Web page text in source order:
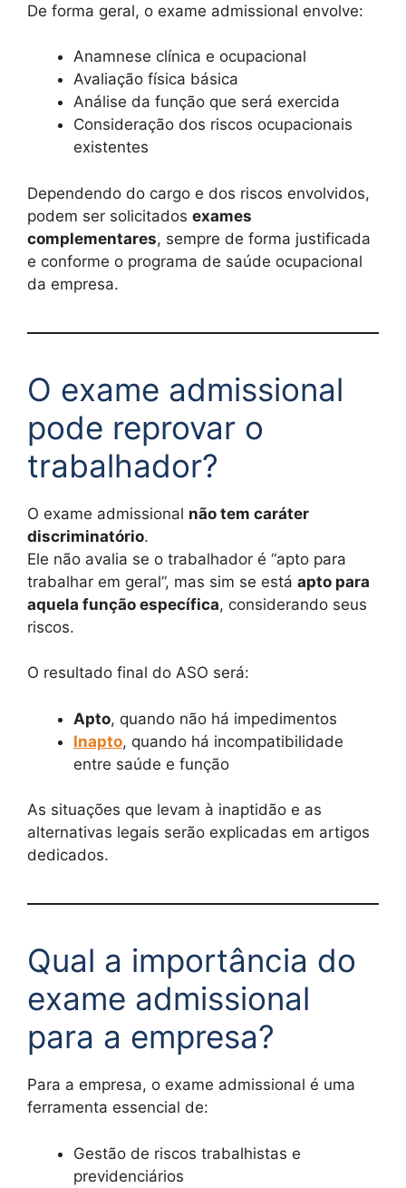
De forma geral, o exame admissional envolve:
Anamnese clínica e ocupacional
Avaliação física básica
Análise da função que será exercida
Consideração dos riscos ocupacionais
existentes
Dependendo do cargo e dos riscos envolvidos,
podem ser solicitados exames
complementares, sempre de forma justificada
e conforme o programa de saúde ocupacional
da empresa.
O exame admissional
pode reprovar o
trabalhador?
O exame admissional não tem caráter
discriminatório.
Ele não avalia se o trabalhador é “apto para
trabalhar em geral”, mas sim se está apto para
aquela função específica, considerando seus
riscos.
O resultado final do ASO será:
Apto, quando não há impedimentos
Inapto, quando há incompatibilidade
entre saúde e função
As situações que levam à inaptidão e as
alternativas legais serão explicadas em artigos
dedicados.
Qual a importância do
exame admissional
para a empresa?
Para a empresa, o exame admissional é uma
ferramenta essencial de:
Gestão de riscos trabalhistas e
previdenciários